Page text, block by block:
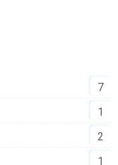
7
1
2
1